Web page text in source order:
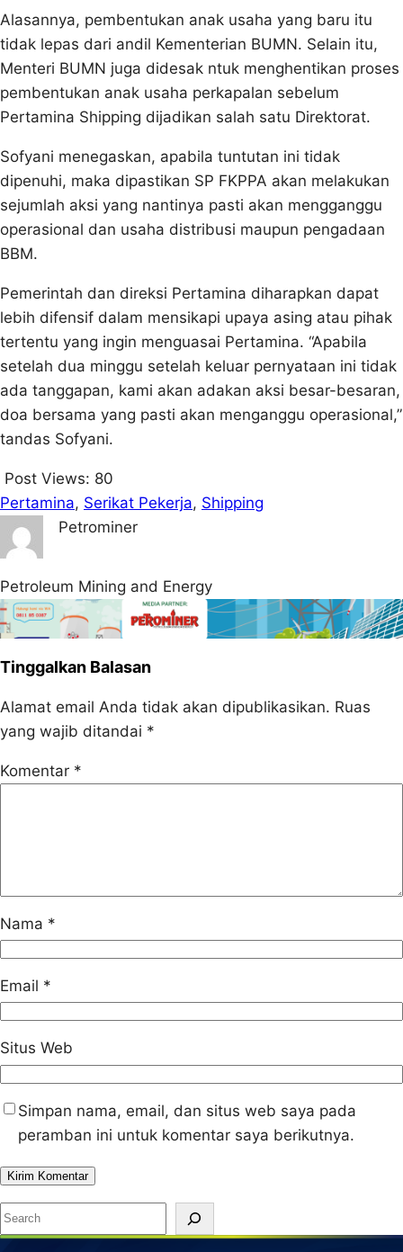
Alasannya, pembentukan anak usaha yang baru itu
tidak lepas dari andil Kementerian BUMN. Selain itu,
Menteri BUMN juga didesak ntuk menghentikan proses
pembentukan anak usaha perkapalan sebelum
Pertamina Shipping dijadikan salah satu Direktorat.
Sofyani menegaskan, apabila tuntutan ini tidak
dipenuhi, maka dipastikan SP FKPPA akan melakukan
sejumlah aksi yang nantinya pasti akan mengganggu
operasional dan usaha distribusi maupun pengadaan
BBM.
Pemerintah dan direksi Pertamina diharapkan dapat
lebih difensif dalam mensikapi upaya asing atau pihak
tertentu yang ingin menguasai Pertamina. “Apabila
setelah dua minggu setelah keluar pernyataan ini tidak
ada tanggapan, kami akan adakan aksi besar-besaran,
doa bersama yang pasti akan menganggu operasional,”
tandas Sofyani.
Post Views: 80
Pertamina, Serikat Pekerja, Shipping
Petrominer
Petroleum Mining and Energy
Tinggalkan Balasan
Alamat email Anda tidak akan dipublikasikan. Ruas
yang wajib ditandai *
Komentar *
Nama *
Email *
Situs Web
Simpan nama, email, dan situs web saya pada
peramban ini untuk komentar saya berikutnya.
S
e